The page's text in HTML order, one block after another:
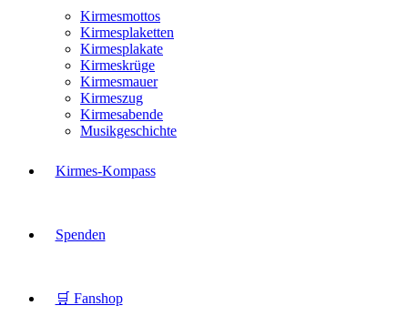
Kirmesmottos
Kirmesplaketten
Kirmesplakate
Kirmeskrüge
Kirmesmauer
Kirmeszug
Kirmesabende
Musikgeschichte
Kirmes-Kompass
Spenden
🛒 Fanshop